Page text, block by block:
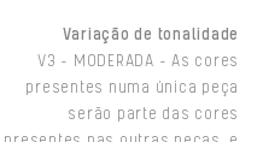
Variação de tonalidade
V3 - MODERADA - As cores
presentes numa única peça
serão parte das cores